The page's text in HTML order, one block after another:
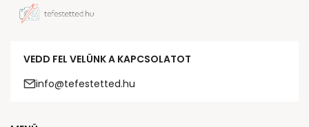
VEDD FEL VELÜNK A KAPCSOLATOT
info@tefestetted.hu